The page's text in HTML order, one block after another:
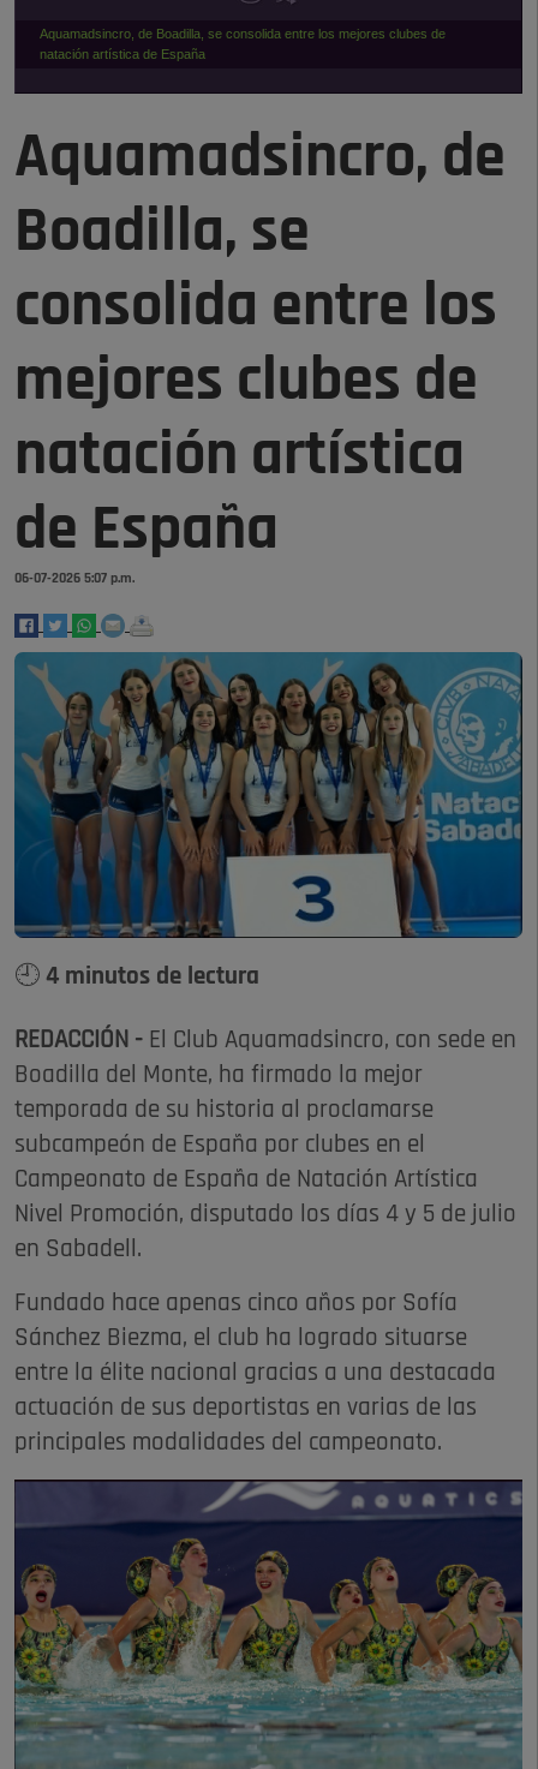
Aquamadsincro, de Boadilla, se consolida entre los mejores clubes de
natación artística de España
Aquamadsincro, de
Boadilla, se
consolida entre los
mejores clubes de
natación artística
de España
06-07-2026 5:07 p.m.
🕘 4 minutos de lectura
REDACCIÓN - El Club Aquamadsincro, con sede en
Boadilla del Monte, ha firmado la mejor
temporada de su historia al proclamarse
subcampeón de España por clubes en el
Campeonato de España de Natación Artística
Nivel Promoción, disputado los días 4 y 5 de julio
en Sabadell.
Fundado hace apenas cinco años por Sofía
Sánchez Biezma, el club ha logrado situarse
entre la élite nacional gracias a una destacada
actuación de sus deportistas en varias de las
principales modalidades del campeonato.